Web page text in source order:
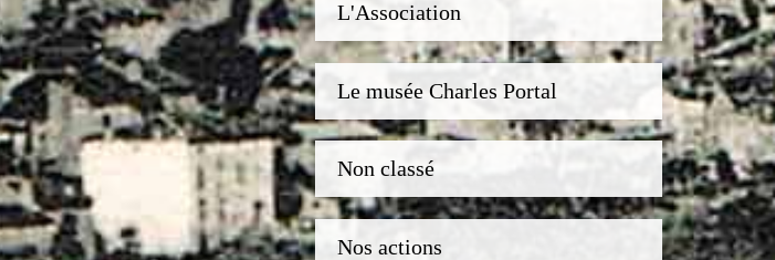
L'Association
Le musée Charles Portal
Non classé
Nos actions